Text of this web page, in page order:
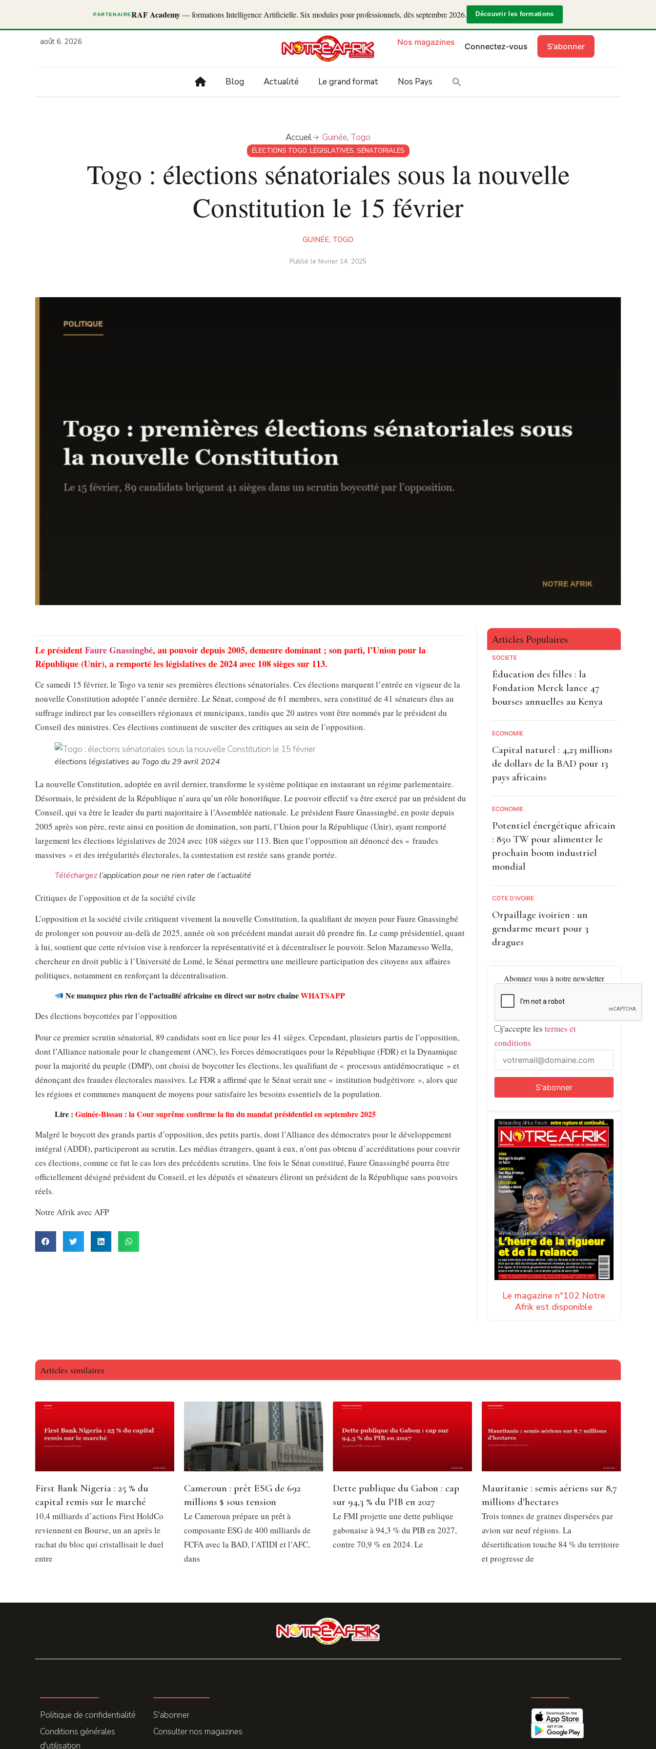
PARTENAIRERAF Academy— formations Intelligence Artificielle. Six modules pour professionnels, dès septembre 2026. Découvrir les formations
août 6, 2026 Nos magazines Connectez-vous S'abonner
Blog Actualité Le grand format Nos Pays
Accueil Guinée, Togo
ÉLECTIONS TOGO, LÉGISLATIVES, SÉNATORIALES
Togo : élections sénatoriales sous la nouvelle
Constitution le 15 février
GUINÉE, TOGO
Publié lefévrier 14, 2025
Le présidentFaure Gnassingbé, au pouvoir depuis 2005, demeure dominant ; son parti, l’Union pour la
République (Unir), a remporté les législatives de 2024 avec 108 sièges sur 113.
Ce samedi 15 février, le Togo va tenir ses premières élections sénatoriales. Ces élections marquent l’entrée en vigueur de la
nouvelle Constitution adoptée l’année dernière. Le Sénat, composé de 61 membres, sera constitué de 41 sénateurs élus au
suffrage indirect par les conseillers régionaux et municipaux, tandis que 20 autres vont être nommés par le président du
Conseil des ministres. Ces élections continuent de susciter des critiques au sein de l’opposition.
élections législatives au Togo du 29 avril 2024
La nouvelle Constitution, adoptée en avril dernier, transforme le système politique en instaurant un régime parlementaire.
Désormais, le président de la République n’aura qu’un rôle honorifique. Le pouvoir effectif va être exercé par un président du
Conseil, qui va être le leader du parti majoritaire à l’Assemblée nationale. Le président Faure Gnassingbé, en poste depuis
2005 après son père, reste ainsi en position de domination, son parti, l’Union pour la République (Unir), ayant remporté
largement les élections législatives de 2024 avec 108 sièges sur 113. Bien que l’opposition ait dénoncé des « fraudes
massives » et des irrégularités électorales, la contestation est restée sans grande portée.
Téléchargezl’application pour ne rien rater de l’actualité
Critiques de l’opposition et de la société civile
L’opposition et la société civile critiquent vivement la nouvelle Constitution, la qualifiant de moyen pour Faure Gnassingbé
de prolonger son pouvoir au-delà de 2025, année où son précédent mandat aurait dû prendre fin. Le camp présidentiel, quant
à lui, soutient que cette révision vise à renforcer la représentativité et à décentraliser le pouvoir. Selon Mazamesso Wella,
chercheur en droit public à l’Université de Lomé, le Sénat permettra une meilleure participation des citoyens aux affaires
politiques, notamment en renforçant la décentralisation.
Ne manquez plus rien de l’actualité africaine en direct sur notre chaîneWHATSAPP
Des élections boycottées par l’opposition
Pour ce premier scrutin sénatorial, 89 candidats sont en lice pour les 41 sièges. Cependant, plusieurs partis de l’opposition,
dont l’Alliance nationale pour le changement (ANC), les Forces démocratiques pour la République (FDR) et la Dynamique
pour la majorité du peuple (DMP), ont choisi de boycotter les élections, les qualifiant de « processus antidémocratique » et
dénonçant des fraudes électorales massives. Le FDR a affirmé que le Sénat serait une « institution budgétivore », alors que
les régions et communes manquent de moyens pour satisfaire les besoins essentiels de la population.
Lire : Guinée-Bissau : la Cour suprême confirme la fin du mandat présidentiel en septembre 2025
Malgré le boycott des grands partis d’opposition, des petits partis, dont l’Alliance des démocrates pour le développement
intégral (ADDI), participeront au scrutin. Les médias étrangers, quant à eux, n’ont pas obtenu d’accréditations pour couvrir
ces élections, comme ce fut le cas lors des précédents scrutins. Une fois le Sénat constitué, Faure Gnassingbé pourra être
officiellement désigné président du Conseil, et les députés et sénateurs éliront un président de la République sans pouvoirs
réels.
Notre Afrik avec AFP
Articles Populaires
SOCIETE
Éducation des filles : la
Fondation Merck lance 47
bourses annuelles au Kenya
ECONOMIE
Capital naturel : 4,23 millions
de dollars de la BAD pour 13
pays africains
ECONOMIE
Potentiel énergétique africain
: 850 TW pour alimenter le
prochain boom industriel
mondial
CÔTE D'IVOIRE
Orpaillage ivoirien : un
gendarme meurt pour 3
dragues
Abonnez vous à notre newsletter
j'accepte les termes et
conditions
Le magazine n°102 Notre
Afrik est disponible
Articles similaires
First Bank Nigeria : 25 % du
capital remis sur le marché
10,4 milliards d’actions First HoldCo
reviennent en Bourse, un an après le
rachat du bloc qui cristallisait le duel
entre
Cameroun : prêt ESG de 692
millions $ sous tension
Le Cameroun prépare un prêt à
composante ESG de 400 milliards de
FCFA avec la BAD, l’ATIDI et l’AFC,
dans
Dette publique du Gabon : cap
sur 94,3 % du PIB en 2027
Le FMI projette une dette publique
gabonaise à 94,3 % du PIB en 2027,
contre 70,9 % en 2024. Le
Mauritanie : semis aériens sur 8,7
millions d’hectares
Trois tonnes de graines dispersées par
avion sur neuf régions. La
désertification touche 84 % du territoire
et progresse de
Politique de confidentialité
Conditions générales
d'utilisation
S'abonner
Consulter nos magazines